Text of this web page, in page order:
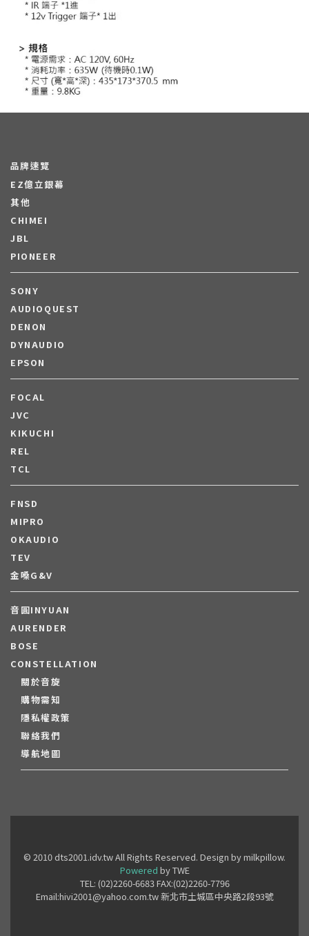
品牌速覽
EZ億立銀幕
其他
CHIMEI
JBL
PIONEER
SONY
AUDIOQUEST
DENON
DYNAUDIO
EPSON
FOCAL
JVC
KIKUCHI
REL
TCL
FNSD
MIPRO
OKAUDIO
TEV
金嗓G&V
音圓INYUAN
AURENDER
BOSE
CONSTELLATION
關於音旋
購物需知
隱私權政策
聯絡我們
導航地圖
© 2010 dts2001.idv.tw All Rights Reserved. Design by milkpillow.
Powered by TWE
TEL: (02)2260-6683 FAX:(02)2260-7796
Email:hivi2001@yahoo.com.tw 新北市土城區中央路2段93號